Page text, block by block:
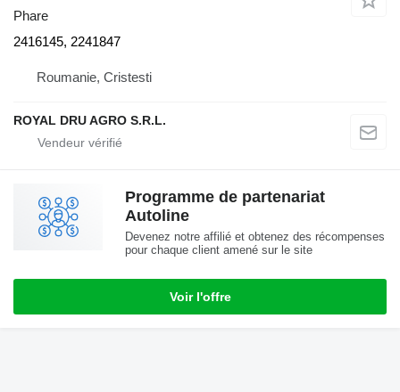
Phare
2416145, 2241847
Roumanie, Cristesti
ROYAL DRU AGRO S.R.L.
Programme de partenariat
Autoline
Devenez notre affilié et obtenez des récompenses
pour chaque client amené sur le site
Voir l'offre